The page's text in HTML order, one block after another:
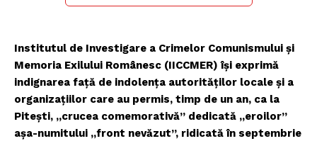
Institutul de Investigare a Crimelor Comunismului și
Memoria Exilului Românesc (IICCMER) își exprimă
indignarea faţă de indolența autorităților locale și a
organizațiilor care au permis, timp de un an, ca la
Pitești, „crucea comemorativă” dedicată „eroilor”
așa-numitului „front nevăzut”, ridicată în septembrie